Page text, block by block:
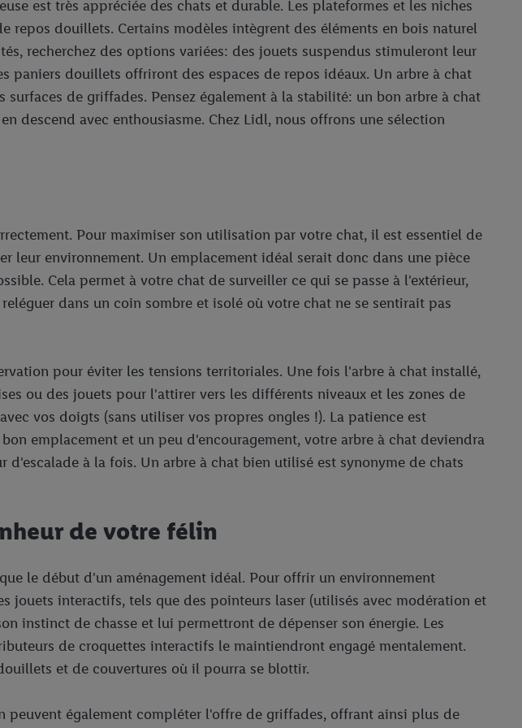
est très appréciée des chats et durable. Les plateformes et les niches
douillets. Certains modèles intègrent des éléments en bois naturel
recherchez des options variées: des jouets suspendus stimuleront leur
douillets offriront des espaces de repos idéaux. Un arbre à chat
de griffades. Pensez également à la stabilité: un bon arbre à chat
descend avec enthousiasme. Chez Lidl, nous offrons une sélection
Pour maximiser son utilisation par votre chat, il est essentiel de
leur environnement. Un emplacement idéal serait donc dans une pièce
Cela permet à votre chat de surveiller ce qui se passe à l'extérieur,
dans un coin sombre et isolé où votre chat ne se sentirait pas
pour éviter les tensions territoriales. Une fois l'arbre à chat installé,
ou des jouets pour l'attirer vers les différents niveaux et les zones de
vos doigts (sans utiliser vos propres ongles !). La patience est
emplacement et un peu d'encouragement, votre arbre à chat deviendra
à la fois. Un arbre à chat bien utilisé est synonyme de chats
de votre félin
le début d'un aménagement idéal. Pour offrir un environnement
jouets interactifs, tels que des pointeurs laser (utilisés avec modération et
instinct de chasse et lui permettront de dépenser son énergie. Les
de croquettes interactifs le maintiendront engagé mentalement.
et de couvertures où il pourra se blottir.
également compléter l'offre de griffades, offrant ainsi plus de